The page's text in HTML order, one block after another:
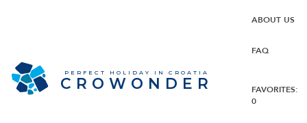
PERFECT HOLIDAY IN CROATIA
CROWONDER
ABOUT US
FAQ
FAVORITES:
0